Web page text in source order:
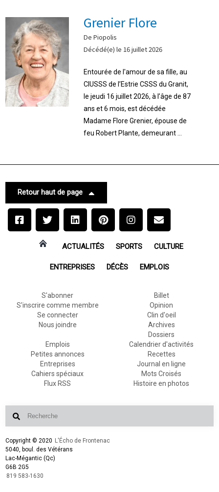
Grenier Flore
De Piopolis
Décédé(e) le 16 juillet 2026
Entourée de l'amour de sa fille, au
CIUSSS de l’Estrie CSSS du Granit,
le jeudi 16 juillet 2026, à l’âge de 87
ans et 6 mois, est décédée
Madame Flore Grenier, épouse de
feu Robert Plante, demeurant ...
Retour haut de page
ACTUALITÉS SPORTS CULTURE
ENTREPRISES DÉCÈS EMPLOIS
S'abonner
S'inscrire comme membre
Se connecter
Nous joindre
Billet
Opinion
Clin d'oeil
Archives
Dossiers
Emplois
Petites annonces
Entreprises
Cahiers spéciaux
Flux RSS
Calendrier d'activités
Recettes
Journal en ligne
Mots Croisés
Histoire en photos
Copyright © 2020 L'Écho de Frontenac
5040, boul. des Vétérans
Lac-Mégantic (Qc)
G6B 2G5
819 583-1630